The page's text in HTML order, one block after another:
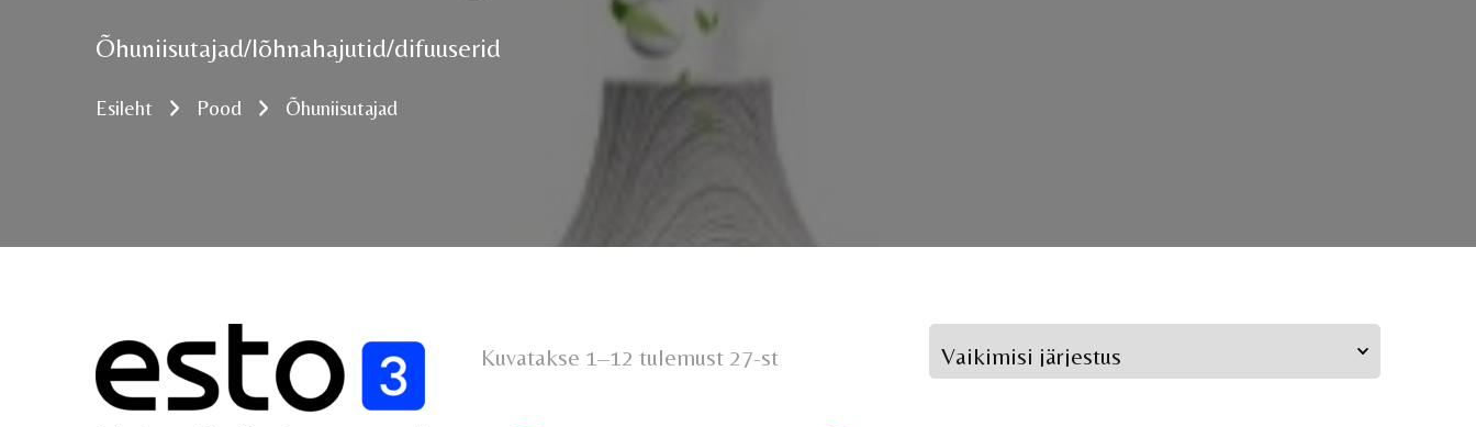
Õhuniisutajad/lõhnahajutid/difuuserid
Esileht Pood Õhuniisutajad
Kuvatakse 1–12 tulemust 27-st